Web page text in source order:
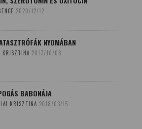
2020/12/12
NYOMÁBAN
KRISZTINA 2017/10/08
BABONÁJA
KRISZTINA 2018/03/15